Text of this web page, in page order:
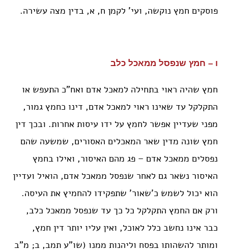
פוסקים חמץ נוקשה, ועי’ לקמן ח, א, בדין מצה עשירה.
ו – חמץ שנפסל ממאכל כלב
חמץ שהיה ראוי בתחילה למאכל אדם ואח”כ התעפש או
התקלקל עד שאינו ראוי למאכל אדם, דינו כחמץ גמור,
מפני שעדיין אפשר לחמץ על ידו עיסות אחרות. ובכך דין
חמץ שונה מדין שאר המאכלים האסורים, שמשעה שהם
נפסלים ממאכל אדם – פג מהם האיסור, ואילו בחמץ
האיסור נשאר גם לאחר שנפסל ממאכל אדם, הואיל ועדיין
הוא יכול לשמש כ’שאור’ שתפקידו להחמיץ את העיסה.
ורק אם החמץ התקלקל כל כך עד שנפסל ממאכל כלב,
כבר אינו נחשב כלל לאוכל, ואין עליו יותר דין חמץ,
ומותר להשהותו בפסח וליהנות ממנו (שו”ע תמב, ב; מ”ב